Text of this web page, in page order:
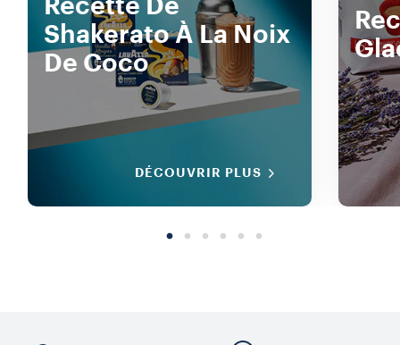
Recette De
Shakerato À La Noix
De Coco
DÉCOUVRIR PLUS